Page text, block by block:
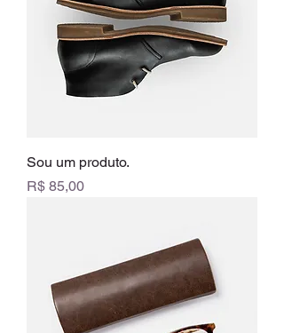
Sou um produto.
Preço
R$ 85,00